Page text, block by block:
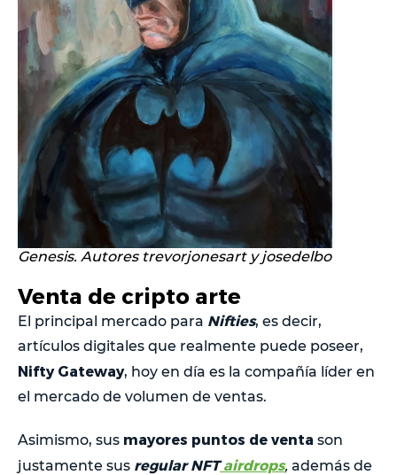
Genesis. Autores trevorjonesart y josedelbo
Venta de cripto arte
El principal mercado para Nifties, es decir,
artículos digitales que realmente puede poseer,
Nifty Gateway, hoy en día es la compañía líder en
el mercado de volumen de ventas.
Asimismo, sus mayores puntos de venta son
justamente sus regular NFTairdrops, además de